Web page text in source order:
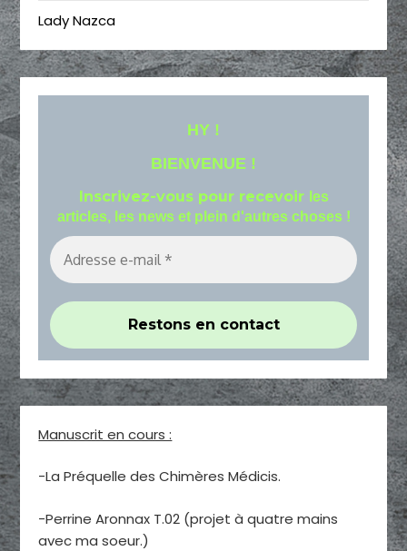
Lady Nazca
HY !
BIENVENUE !
Inscrivez-vous pour recevoir les
articles, les news et plein d'autres choses !
Manuscrit en cours :
-La Préquelle des Chimères Médicis.
-Perrine Aronnax T.02 (projet à quatre mains
avec ma soeur.)